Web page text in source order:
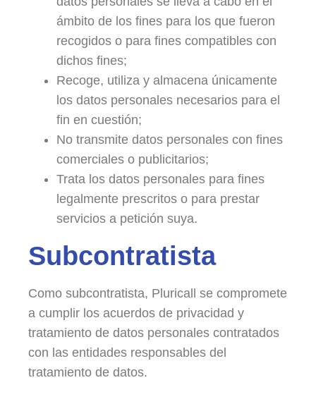
ámbito de los fines para los que fueron
recogidos o para fines compatibles con
dichos fines;
Recoge, utiliza y almacena únicamente
los datos personales necesarios para el
fin en cuestión;
No transmite datos personales con fines
comerciales o publicitarios;
Trata los datos personales para fines
legalmente prescritos o para prestar
servicios a petición suya.
Subcontratista
Como subcontratista, Pluricall se compromete
a cumplir los acuerdos de privacidad y
tratamiento de datos personales contratados
con las entidades responsables del
tratamiento de datos.